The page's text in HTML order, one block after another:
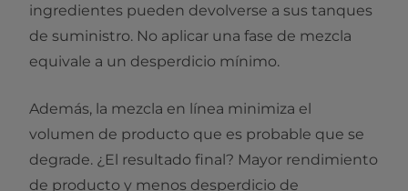
ingredientes pueden devolverse a sus tanques
de suministro. No aplicar una fase de mezcla
equivale a un desperdicio mínimo.
Además, la mezcla en línea minimiza el
volumen de producto que es probable que se
degrade. ¿El resultado final? Mayor rendimiento
de producto y menos desperdicio de